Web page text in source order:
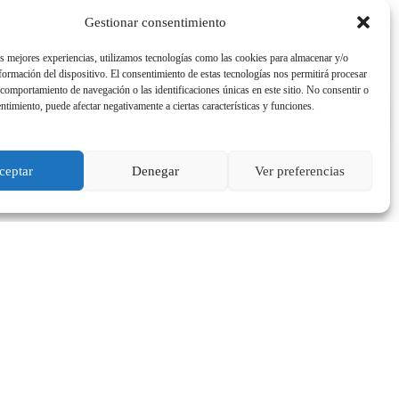
Gestionar consentimiento
mejores experiencias, utilizamos tecnologías como las cookies para almacenar y/o
del dispositivo. El consentimiento de estas tecnologías nos permitirá procesar
de navegación o las identificaciones únicas en este sitio. No consentir o
puede afectar negativamente a ciertas características y funciones.
Denegar Ver preferencias